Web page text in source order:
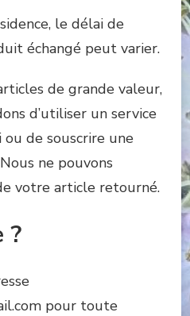
le délai de
échangé peut varier.
de grande valeur,
d’utiliser un service
ou de souscrire une
ne pouvons
votre article retourné.
?
pour toute